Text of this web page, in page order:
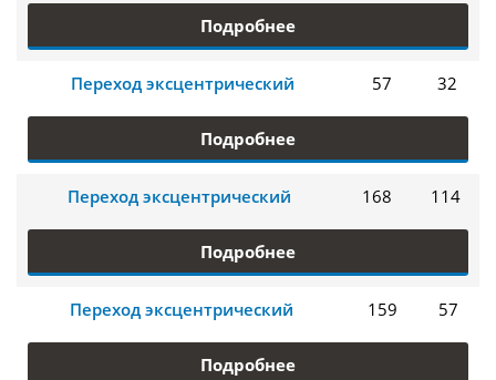
Подробнее
Переход эксцентрический 57 32
Подробнее
Переход эксцентрический 168 114
Подробнее
Переход эксцентрический 159 57
Подробнее